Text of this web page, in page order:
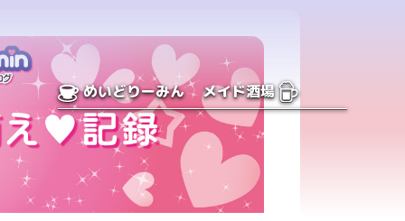
めいどりーみん メイド酒場